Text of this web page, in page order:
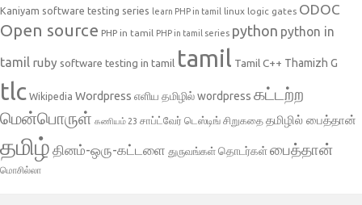
Kaniyam software testing series learn PHP in tamil linux logic gates ODOC
Open source PHP in tamil PHP in tamil series python python in
tamil ruby software testing in tamil tamil Tamil C++ Thamizh G
tlc Wikipedia Wordpress எளிய தமிழில் wordpress கட்டற்ற
மென்பொருள் கணியம் 23 சாப்ட்வேர் டெஸ்டிங் சிறுகதை தமிழில் பைத்தான்
தமிழ் தினம்-ஒரு-கட்டளை துருவங்கள் தொடர்கள்பைத்தான்
மொசில்லா